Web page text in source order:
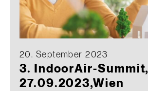
20. September 2023
3. IndoorAir-Summit,
27.09.2023,Wien